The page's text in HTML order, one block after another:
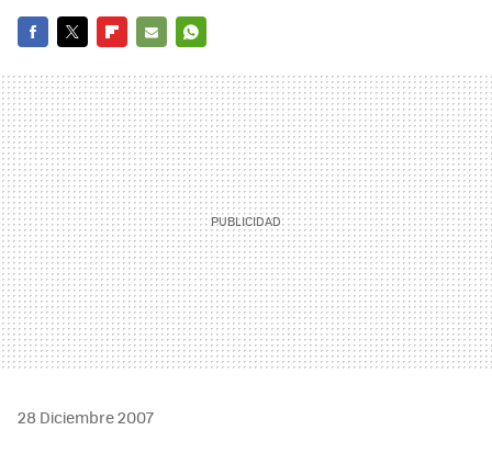
MAIL
28 Diciembre 2007